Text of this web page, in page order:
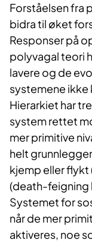
Forståelsen fra
bidra til øket
Responser på
polyvagal teori
lavere og de
systemene
Hierarkiet har
system rettet
mer primitive
helt
kjemp eller
(death-feigning
Systemet for
når de mer
aktiveres, noe